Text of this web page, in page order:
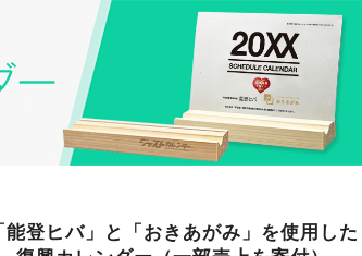
能登ヒバ」と「おきあがみ」を使用した